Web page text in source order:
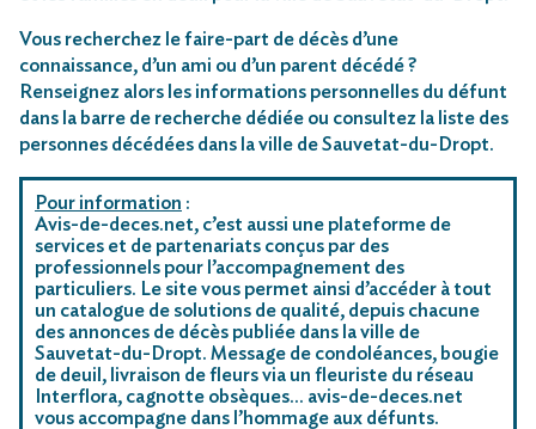
Vous recherchez le faire-part de décès d’une
connaissance, d’un ami ou d’un parent décédé ?
Renseignez alors les informations personnelles du défunt
dans la barre de recherche dédiée ou consultez la liste des
personnes décédées dans la ville de Sauvetat-du-Dropt.
Pour information :
Avis-de-deces.net, c’est aussi une plateforme de
services et de partenariats conçus par des
professionnels pour l’accompagnement des
particuliers. Le site vous permet ainsi d’accéder à tout
un catalogue de solutions de qualité, depuis chacune
des annonces de décès publiée dans la ville de
Sauvetat-du-Dropt. Message de condoléances, bougie
de deuil, livraison de fleurs via un fleuriste du réseau
Interflora, cagnotte obsèques… avis-de-deces.net
vous accompagne dans l’hommage aux défunts.